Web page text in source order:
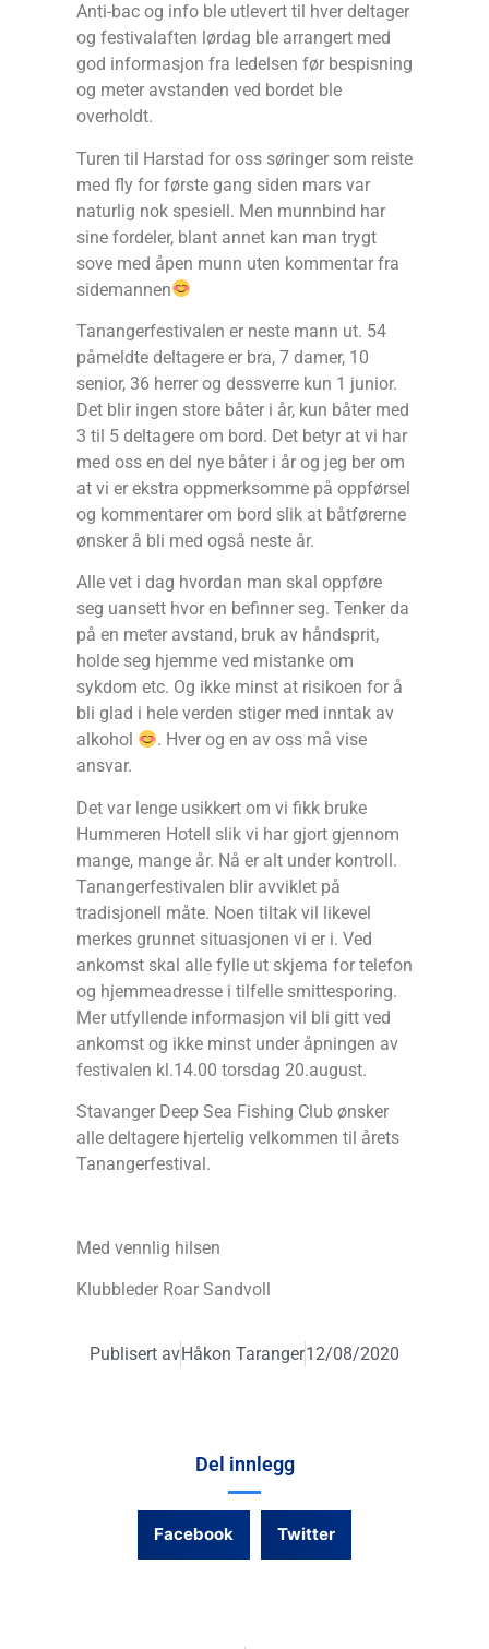
Anti-bac og info ble utlevert til hver deltager
og festivalaften lørdag ble arrangert med
god informasjon fra ledelsen før bespisning
og meter avstanden ved bordet ble
overholdt.
Turen til Harstad for oss søringer som reiste
med fly for første gang siden mars var
naturlig nok spesiell. Men munnbind har
sine fordeler, blant annet kan man trygt
sove med åpen munn uten kommentar fra
sidemannen
Tanangerfestivalen er neste mann ut. 54
påmeldte deltagere er bra, 7 damer, 10
senior, 36 herrer og dessverre kun 1 junior.
Det blir ingen store båter i år, kun båter med
3 til 5 deltagere om bord. Det betyr at vi har
med oss en del nye båter i år og jeg ber om
at vi er ekstra oppmerksomme på oppførsel
og kommentarer om bord slik at båtførerne
ønsker å bli med også neste år.
Alle vet i dag hvordan man skal oppføre
seg uansett hvor en befinner seg. Tenker da
på en meter avstand, bruk av håndsprit,
holde seg hjemme ved mistanke om
sykdom etc. Og ikke minst at risikoen for å
bli glad i hele verden stiger med inntak av
alkohol
. Hver og en av oss må vise
ansvar.
Det var lenge usikkert om vi fikk bruke
Hummeren Hotell slik vi har gjort gjennom
mange, mange år. Nå er alt under kontroll.
Tanangerfestivalen blir avviklet på
tradisjonell måte. Noen tiltak vil likevel
merkes grunnet situasjonen vi er i. Ved
ankomst skal alle fylle ut skjema for telefon
og hjemmeadresse i tilfelle smittesporing.
Mer utfyllende informasjon vil bli gitt ved
ankomst og ikke minst under åpningen av
festivalen kl.14.00 torsdag 20.august.
Stavanger Deep Sea Fishing Club ønsker
alle deltagere hjertelig velkommen til årets
Tanangerfestival.
Med vennlig hilsen
Klubbleder Roar Sandvoll
Publisert avHåkon Taranger12/08/2020
Del innlegg
Facebook Twitter